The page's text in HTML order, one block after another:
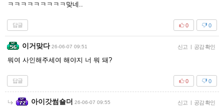
ㅋㅋㅋㅋㅋㅋㅋㅋㅋ맞네..
답글 0
0
이거맞다 26-06-07 09:51 신고 | 공감 확인
뭐여 사인해주세여 해야지 너 뭐 돼?
답글 0
0
아이갓썸숄더 26-06-07 09:55 신고 | 공감 확인